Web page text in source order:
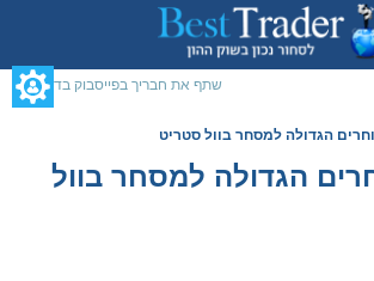
אינטרנט,
לחץ
שתף את חבריך בפייסבוק בדף זה
הגדולה למסחר בוול סטריט
הגדולה למסחר בוול